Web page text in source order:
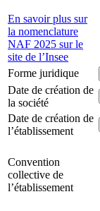
En savoir plus sur
la nomenclature
NAF 2025 sur le
site de l’Insee
Forme juridique
Date de création de
la société
Date de création de
l’établissement
Convention
collective de
l’établissement